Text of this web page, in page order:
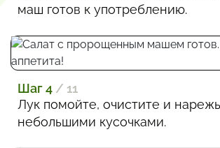
маш готов к употреблению.
Шаг 4 / 11
Лук помойте, очистите и
небольшими кусочками.